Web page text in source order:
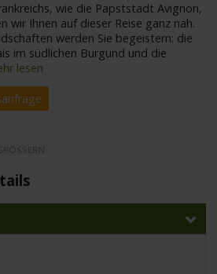
wie die Papststadt Avignon,
wir Ihnen auf dieser Reise ganz nah.
werden Sie begeistern: die
im südlichen Burgund und die
lesen